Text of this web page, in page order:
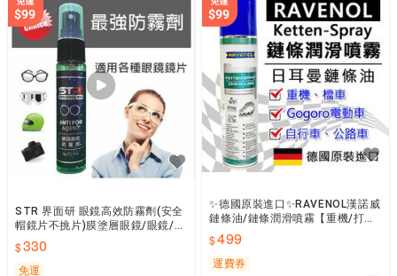
STR 界面研 眼鏡高效防霧劑(安全
帽鏡片不挑片)膜塗層眼鏡/眼鏡/光
學鏡片/全視線/抗藍光抗油污鏡片/
護目鏡
330
免運
✨德國原裝進口✨RAVENOL漢諾威
鏈條油/鏈條潤滑噴霧【重機/打檔
車/Gogoro電動車/自行車/公路越
野車鍊條油】
499
運費券